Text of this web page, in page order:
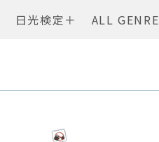
日光検定＋ ALL GENRE